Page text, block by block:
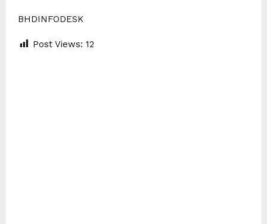
BHDINFODESK
Post Views: 12